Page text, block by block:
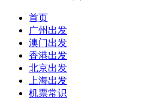
首页
广州出发
澳门出发
香港出发
北京出发
上海出发
机票常识